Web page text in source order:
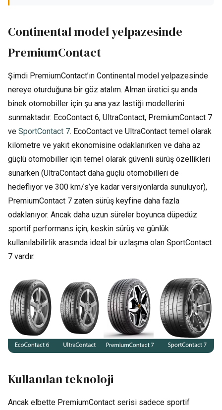
Continental model yelpazesinde
PremiumContact
Şimdi PremiumContact’ın Continental model yelpazesinde
nereye oturduğuna bir göz atalım. Alman üretici şu anda
binek otomobiller için şu ana yaz lastiği modellerini
sunmaktadır: EcoContact 6, UltraContact, PremiumContact 7
ve SportContact 7. EcoContact ve UltraContact temel olarak
kilometre ve yakıt ekonomisine odaklanırken ve daha az
güçlü otomobiller için temel olarak güvenli sürüş özellikleri
sunarken (UltraContact daha güçlü otomobilleri de
hedefliyor ve 300 km/s’ye kadar versiyonlarda sunuluyor),
PremiumContact 7 zaten sürüş keyfine daha fazla
odaklanıyor. Ancak daha uzun süreler boyunca düpedüz
sportif performans için, keskin sürüş ve günlük
kullanılabilirlik arasında ideal bir uzlaşma olan SportContact
7 vardır.
Kullanılan teknoloji
Ancak elbette PremiumContact serisi sadece sportif